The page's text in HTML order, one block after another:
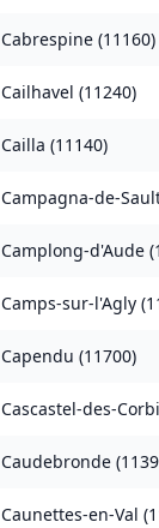
Cabrespine (11160)
Cailhavel (11240)
Cailla (11140)
Campagna-de-
Camplong-d'Aude (
Camps-sur-l'Agly (
Capendu (11700)
Cascastel-des-
Caudebronde (
Caunettes-en-Val (